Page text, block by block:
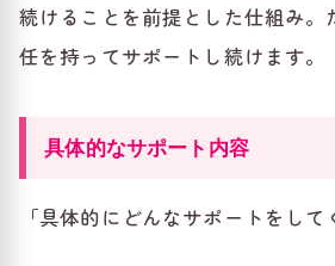
続けることを前提とした仕組み
任を持ってサポートし続けます。
具体的なサポート内容
「具体的にどんなサポートをして